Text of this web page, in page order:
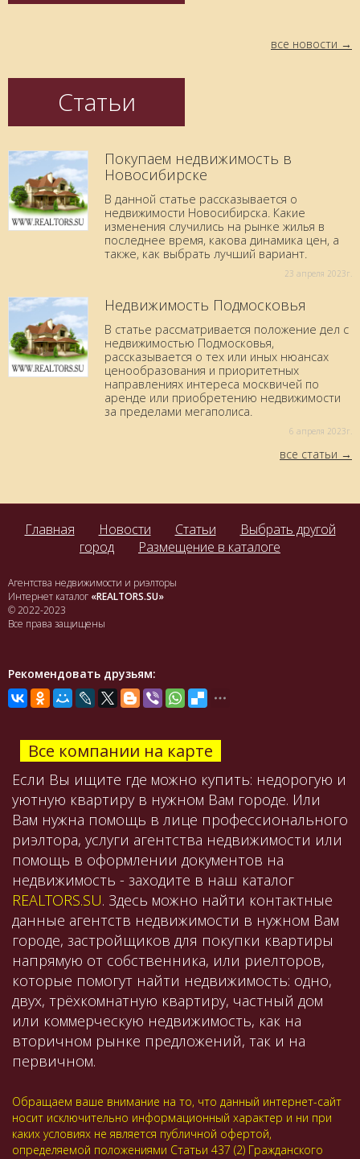
все новости
Статьи
Покупаем недвижимость в
Новосибирске
В данной статье рассказывается о
недвижимости Новосибирска. Какие
изменения случились на рынке жилья в
последнее время, какова динамика цен, а
также, как выбрать лучший вариант.
23 aпреля 2023г.
Недвижимость Подмосковья
В статье рассматривается положение дел с
недвижимостью Подмосковья,
рассказывается о тех или иных нюансах
ценообразования и приоритетных
направлениях интереса москвичей по
аренде или приобретению недвижимости
за пределами мегаполиса.
6 aпреля 2023г.
все статьи
Главная Новости Статьи
Выбрать другой
город
Размещение в каталоге
Агентства недвижимости и риэлторы
Интернет каталог «REALTORS.SU»
© 2022-2023
Все права защищены
Рекомендовать друзьям:
Все компании на карте
Если Вы ищите где можно купить: недорогую и
уютную квартиру в нужном Вам городе. Или
Вам нужна помощь в лице профессионального
риэлтора, услуги агентства недвижимости или
помощь в оформлении документов на
недвижимость - заходите в наш каталог
REALTORS.SU. Здесь можно найти контактные
данные агентств недвижимости в нужном Вам
городе, застройщиков для покупки квартиры
напрямую от собственника, или риелторов,
которые помогут найти недвижимость: одно,
двух, трёхкомнатную квартиру, частный дом
или коммерческую недвижимость, как на
вторичном рынке предложений, так и на
первичном.
Обращаем ваше внимание на то, что данный интернет-сайт
носит исключительно информационный характер и ни при
каких условиях не является публичной офертой,
определяемой положениями Статьи 437 (2) Гражданского